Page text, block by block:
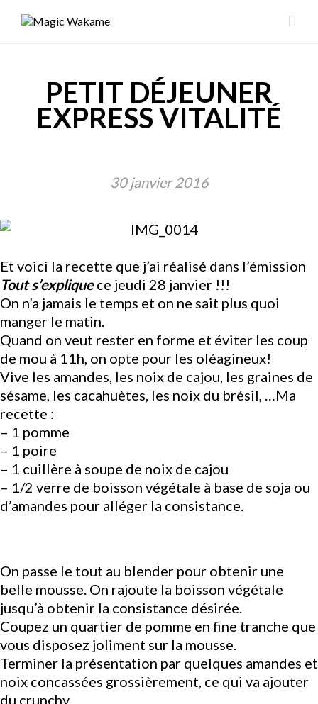
PETIT DÉJEUNER
EXPRESS VITALITÉ
30 janvier 2016
Et voici la recette que j’ai réalisé dans l’émission
Tout s’expliquece jeudi 28 janvier !!!
On n’a jamais le temps et on ne sait plus quoi
manger le matin.
Quand on veut rester en forme et éviter les coup
de mou à 11h, on opte pour les oléagineux!
Vive les amandes, les noix de cajou, les graines de
sésame, les cacahuètes, les noix du brésil, …Ma
recette :
– 1 pomme
– 1 poire
– 1 cuillère à soupe de noix de cajou
– 1/2 verre de boisson végétale à base de soja ou
d’amandes pour alléger la consistance.
On passe le tout au blender pour obtenir une
belle mousse. On rajoute la boisson végétale
jusqu’à obtenir la consistance désirée.
Coupez un quartier de pomme en fine tranche que
vous disposez joliment sur la mousse.
Terminer la présentation par quelques amandes et
noix concassées grossièrement, ce qui va ajouter
du crunchy